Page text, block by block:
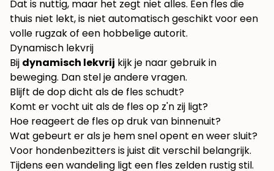
Dat is nuttig, maar het zegt niet alles. Een fles die
thuis niet lekt, is niet automatisch geschikt voor een
volle rugzak of een hobbelige autorit.
Dynamisch lekvrij
Bij dynamisch lekvrij kijk je naar gebruik in
beweging. Dan stel je andere vragen.
Blijft de dop dicht als de fles schudt?
Komt er vocht uit als de fles op z'n zij ligt?
Hoe reageert de fles op druk van binnenuit?
Wat gebeurt er als je hem snel opent en weer sluit?
Voor hondenbezitters is juist dit verschil belangrijk.
Tijdens een wandeling ligt een fles zelden rustig stil.